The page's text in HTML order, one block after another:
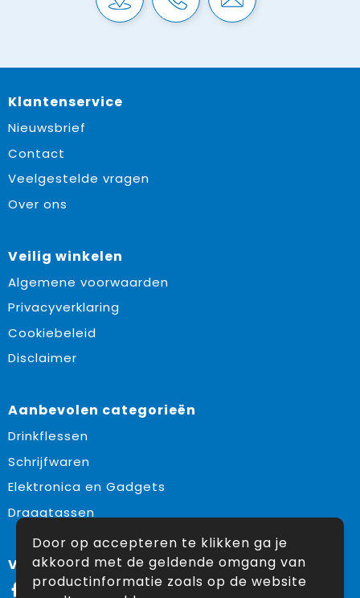
Klantenservice
Nieuwsbrief
Contact
Veelgestelde vragen
Over ons
Veilig winkelen
Algemene voorwaarden
Privacyverklaring
Cookiebeleid
Disclaimer
Aanbevolen categorieën
Drinkflessen
Schrijfwaren
Elektronica en Gadgets
Draagtassen
Volg ons op:
Facebook
Door op accepteren te klikken ga je
akkoord met de geldende omgang van
productinformatie zoals op de website